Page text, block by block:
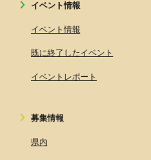
イベント情報
イベント情報
既に終了したイベント
イベントレポート
募集情報
県内